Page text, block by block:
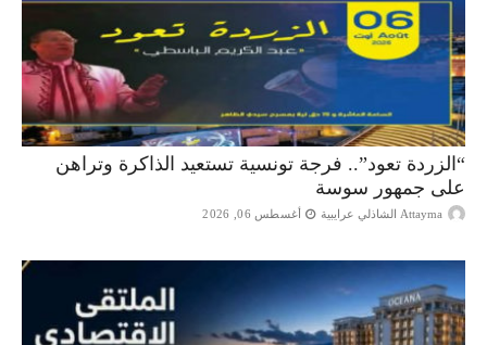
“الزردة تعود”.. فرجة تونسية تستعيد الذاكرة وتراهن
على جمهور سوسة
Attayma الشاذلي عرايبية أغسطس 06, 2026